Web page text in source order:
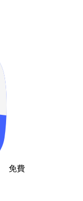
免費